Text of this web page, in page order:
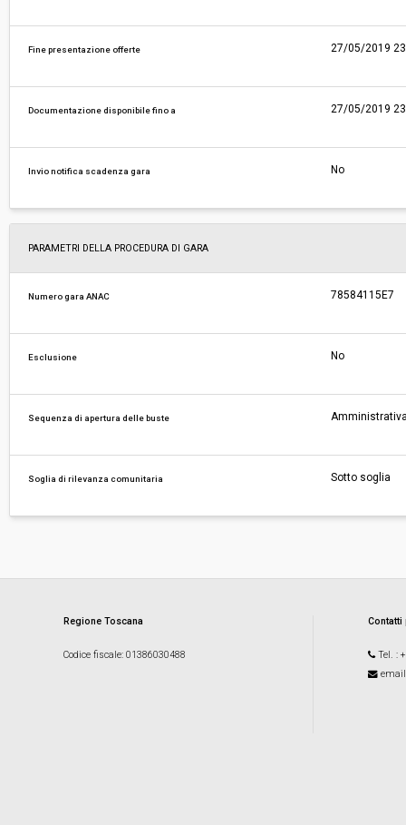
Fine presentazione offerte 27/05/2019
Documentazione disponibile fino a 27/05/2019
Invio notifica scadenza gara No
PARAMETRI DELLA PROCEDURA DI GARA
Numero gara ANAC 78584115E7
Esclusione No
Sequenza di apertura delle buste
Soglia di rilevanza comunitaria Sotto soglia
Regione Toscana
Codice fiscale: 01386030488 Tel. :
email